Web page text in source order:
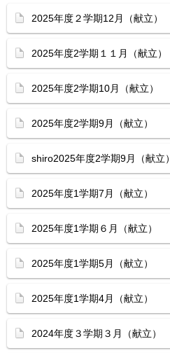
2025年度２学期12月（献立）
2025年度2学期１１月（献立）
2025年度2学期10月（献立）
2025年度2学期9月（献立）
shiro2025年度2学期9月（献立）
2025年度1学期7月（献立）
2025年度1学期６月（献立）
2025年度1学期5月（献立）
2025年度1学期4月（献立）
2024年度３学期３月（献立）